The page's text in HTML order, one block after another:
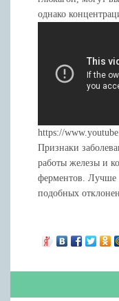
однако
https://
Признаки
работы железы и
ферментов. Лучше
подобных